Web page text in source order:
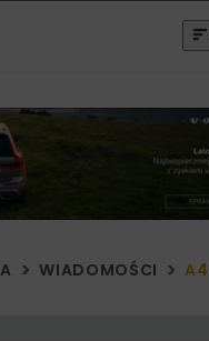
WIADOMOŚCI A4